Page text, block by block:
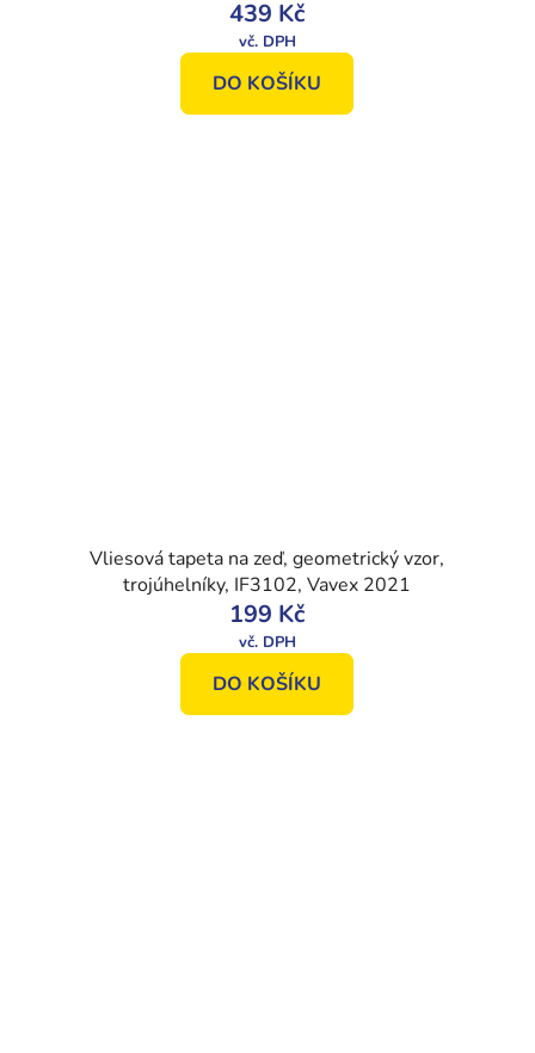
439 Kč
DO KOŠÍKU
Vliesová tapeta na zeď, geometrický vzor,
trojúhelníky, IF3102, Vavex 2021
199 Kč
DO KOŠÍKU